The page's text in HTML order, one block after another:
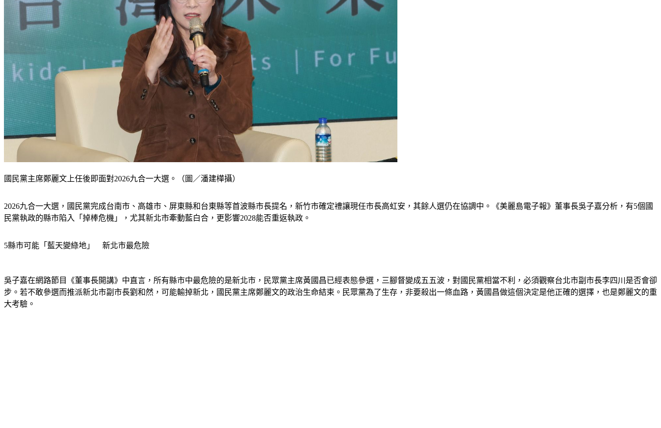
國民黨主席鄭麗文上任後即面對2026九合一大選。（圖／潘建樺攝）
2026九合一大選，國民黨完成台南市、高雄市、屏東縣和台東縣等首波縣市長提名，新竹市確定禮讓現任市長高虹安，其餘人選仍在協調中。《美麗島電子報》董事長吳子嘉分析，有5個國
民黨執政的縣市陷入「掉棒危機」，尤其新北市牽動藍白合，更影響2028能否重返執政。
5縣市可能「藍天變綠地」　新北市最危險
吳子嘉在網路節目《董事長開講》中直言，所有縣市中最危險的是新北市，民眾黨主席黃國昌已經表態參選，三腳督變成五五波，對國民黨相當不利，必須觀察台北市副市長李四川是否會卻
步。若不敢參選而推派新北市副市長劉和然，可能輸掉新北，國民黨主席鄭麗文的政治生命結束。民眾黨為了生存，非要殺出一條血路，黃國昌做這個決定是他正確的選擇，也是鄭麗文的重
大考驗。